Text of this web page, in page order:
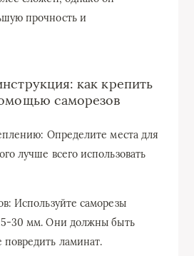
прочность и
как крепить
саморезов
Определите места для
лучше всего использовать
Используйте саморезы
30 мм. Они должны быть
ламинат.